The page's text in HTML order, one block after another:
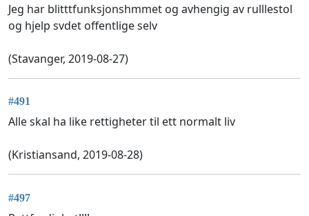
Jeg har blitttfunksjonshmmet og avhengig av rulllestol
og hjelp svdet offentlige selv
(Stavanger, 2019-08-27)
#491
Alle skal ha like rettigheter til ett normalt liv
(Kristiansand, 2019-08-28)
#497